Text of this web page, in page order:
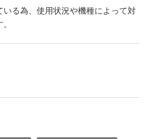
る為、使用状況や機種によって対